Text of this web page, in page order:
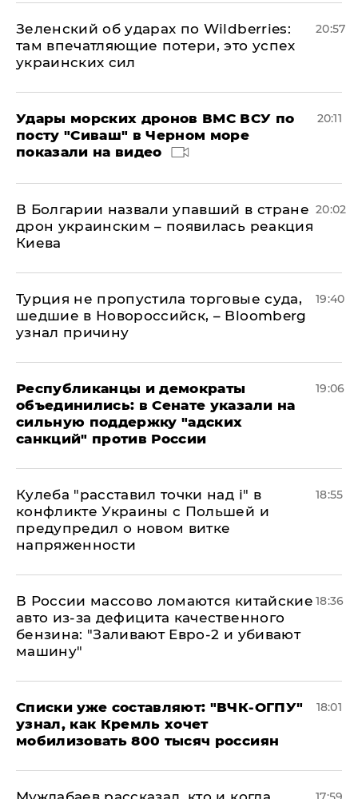
Зеленский об ударах по Wildberries:
там впечатляющие потери, это успех
украинских сил
20:57
Удары морских дронов ВМС ВСУ по
посту "Сиваш" в Черном море
показали на видео
20:11
В Болгарии назвали упавший в стране
дрон украинским – появилась реакция
Киева
20:02
Турция не пропустила торговые суда,
шедшие в Новороссийск, – Bloomberg
узнал причину
19:40
Республиканцы и демократы
объединились: в Сенате указали на
сильную поддержку "адских
санкций" против России
19:06
Кулеба "расставил точки над і" в
конфликте Украины с Польшей и
предупредил о новом витке
напряженности
18:55
В России массово ломаются китайские
авто из-за дефицита качественного
бензина: "Заливают Евро-2 и убивают
машину"
18:36
Списки уже составляют: "ВЧК-ОГПУ"
узнал, как Кремль хочет
мобилизовать 800 тысяч россиян
18:01